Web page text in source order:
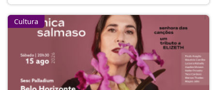
Cultura